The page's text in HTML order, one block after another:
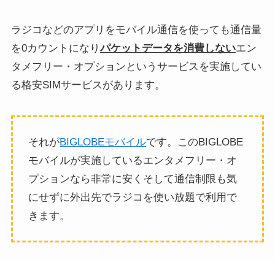
ラジコなどのアプリをモバイル通信を使っても通信量
を0カウントになりパケットデータを消費しないエン
タメフリー・オプションというサービスを実施してい
る格安SIMサービスがあります。
それがBIGLOBEモバイルです。このBIGLOBE
モバイルが実施しているエンタメフリー・オ
プションなら非常に安くそして通信制限も気
にせずに外出先でラジコを使い放題で利用で
きます。